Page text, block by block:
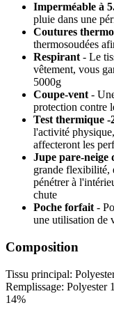
Imperméable à
pluie dans une
Coutures
thermosoudées
Respirant - Le
vêtement, vous
5000g
Coupe-vent -
protection contre
Test thermique -
l'activité
affecteront les
Jupe pare-neige
grande flexibilité,
pénétrer à
chute
Poche forfait -
une utilisation de
Composition
Tissu principal:
Remplissage: Polyester
14%